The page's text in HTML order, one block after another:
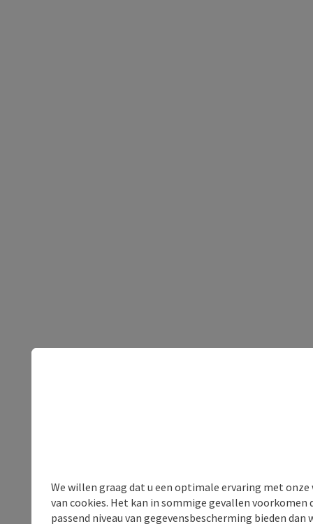
We willen graag dat u een optimale ervaring met
van cookies. Het kan in sommige gevallen voorkomen
passend niveau van gegevensbescherming bieden